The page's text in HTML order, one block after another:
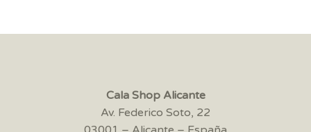
Cala Shop Alicante
Av. Federico Soto, 22